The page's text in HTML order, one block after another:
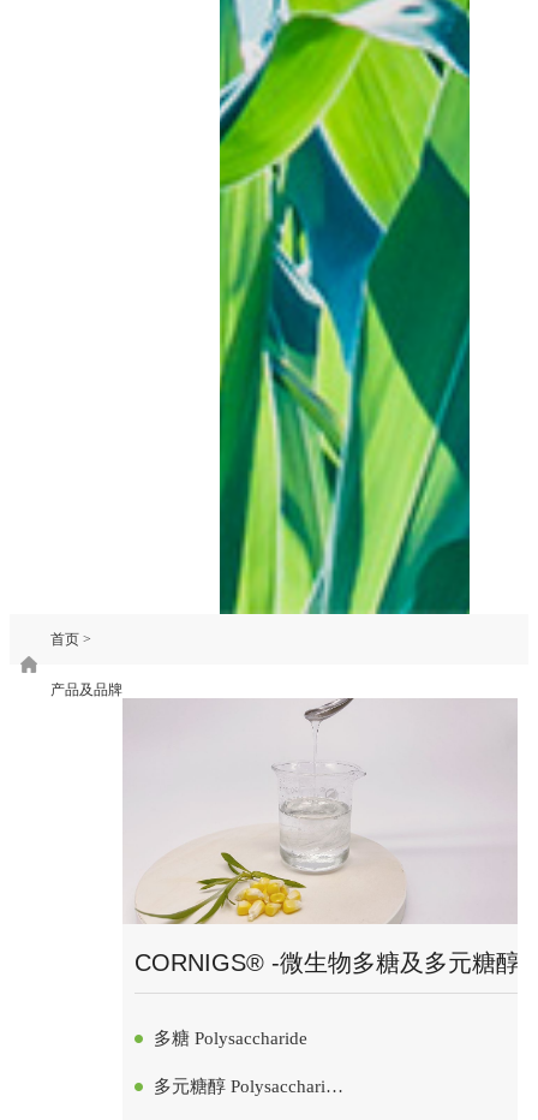
首页>
产品及品牌
CORNIGS® -微生物多糖及多元糖醇
多糖 Polysaccharide
多元糖醇 Polysaccharide